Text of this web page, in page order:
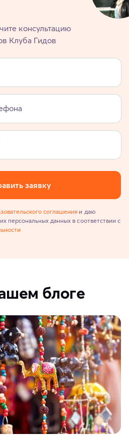
консультацию
Клуба Гидов
заявку
соглашения и даю
персональных данных в соответствии с
блоге